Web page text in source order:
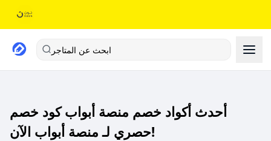
ابحث عن المتاجر
أحدث أكواد خصم منصة أبواب كود خصم
حصري لـ منصة أبواب الآن!